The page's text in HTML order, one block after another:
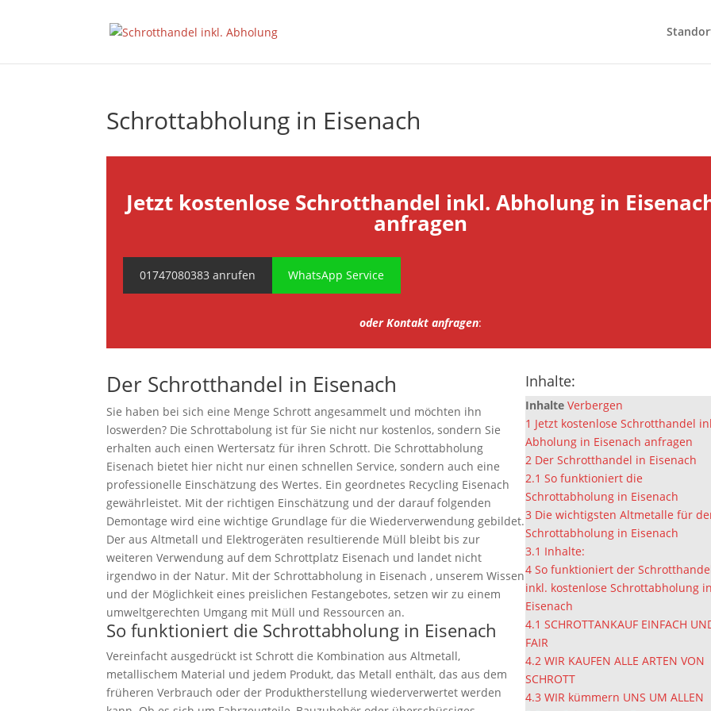
Schrottabholung in Eisenach
Jetzt kostenlose Schrotthandel inkl. Abholung in
anfragen
01747080383 anrufen WhatsApp Service
oder Kontakt anfragen:
Der Schrotthandel in Eisenach
Sie haben bei sich eine Menge Schrott angesammelt und möchten ihn
loswerden? Die Schrottabolung ist für Sie nicht nur kostenlos, sondern Sie
erhalten auch einen Wertersatz für ihren Schrott. Die Schrottabholung
Eisenach bietet hier nicht nur einen schnellen Service, sondern auch eine
professionelle Einschätzung des Wertes. Ein geordnetes Recycling Eisenach
gewährleistet. Mit der richtigen Einschätzung und der darauf folgenden
Demontage wird eine wichtige Grundlage für die Wiederverwendung gebildet.
Der aus Altmetall und Elektrogeräten resultierende Müll bleibt bis zur
weiteren Verwendung auf dem Schrottplatz Eisenach und landet nicht
irgendwo in der Natur. Mit der Schrottabholung in Eisenach , unserem Wissen
und der Möglichkeit eines preislichen Festangebotes, setzen wir zu einem
umweltgerechten Umgang mit Müll und Ressourcen an.
So funktioniert die Schrottabholung in Eisenach
Vereinfacht ausgedrückt ist Schrott die Kombination aus Altmetall,
metallischem Material und jedem Produkt, das Metall enthält, das aus dem
früheren Verbrauch oder der Produktherstellung wiederverwertet werden
Inhalte:
Inhalte Verbergen
1 Jetzt kostenlose Schrotthandel
Abholung in Eisenach anfragen
2 Der Schrotthandel in Eisenach
2.1 So funktioniert die
Schrottabholung in Eisenach
3 Die wichtigsten Altmetalle für
Schrottabholung in Eisenach
3.1 Inhalte:
4 So funktioniert der
inkl. kostenlose Schrottabholung in
Eisenach
4.1 SCHROTTANKAUF EINFACH
FAIR
4.2 WIR KAUFEN ALLE ARTEN VON
SCHROTT
4.3 WIR kümmern UNS UM ALLEN